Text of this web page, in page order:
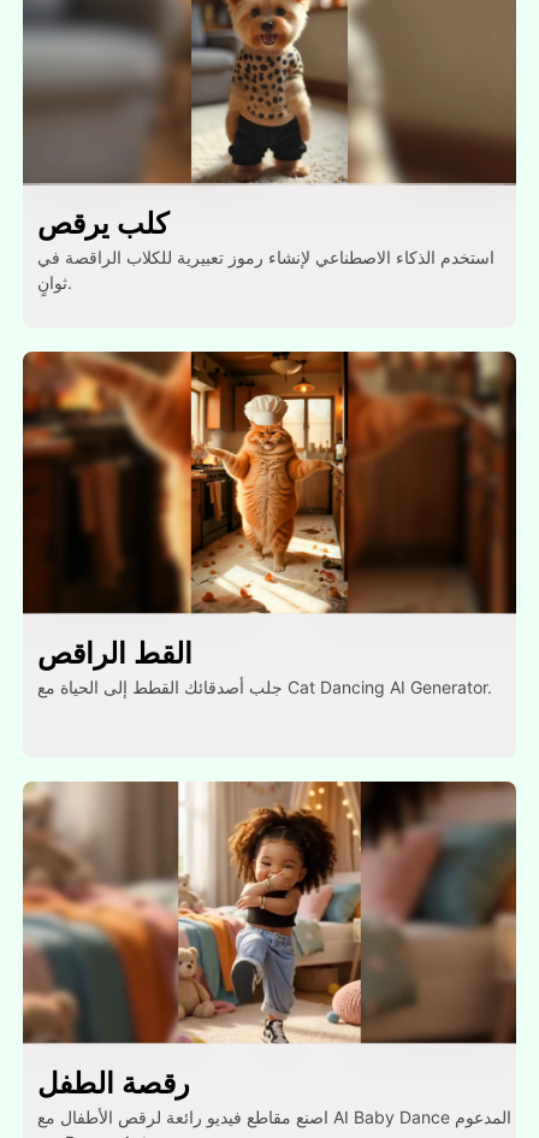
كلب يرقص
استخدم الذكاء الاصطناعي لإنشاء رموز تعبيرية للكلاب الراقصة في
ثوانٍ.
القط الراقص
جلب أصدقائك القطط إلى الحياة مع Cat Dancing AI Generator.
رقصة الطفل
اصنع مقاطع فيديو رائعة لرقص الأطفال مع AI Baby Dance المدعوم